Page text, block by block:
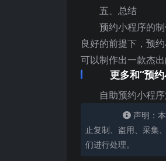
五、总结
预约小程序的
良好的前提下，预
可以制作出一款杰
更多和“预
自助预约小程
声明：
止复制、盗用、采集
们进行处理。